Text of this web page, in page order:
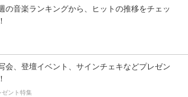
の音楽ランキングから、ヒットの推移をチェッ
会、登壇イベント、サインチェキなどプレゼン
ゼント特集